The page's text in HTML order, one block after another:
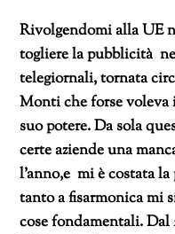
Rivolgendomi alla UE
togliere la pubblicità
telegiornali, tornata
Monti che forse
suo potere. Da sola
certe aziende una
l’anno,e mi è costata
tanto a fisarmonica mi
cose fondamentali. Dal